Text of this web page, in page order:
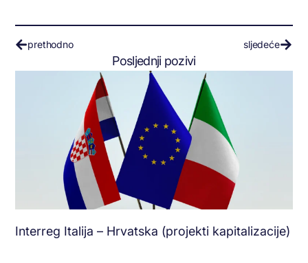
prethodno sljedeće
Posljednji pozivi
Interreg Italija – Hrvatska (projekti kapitalizacije)